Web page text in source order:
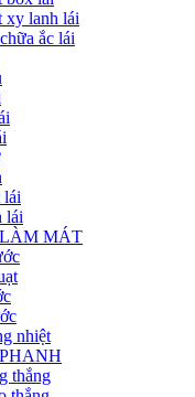
xy lanh lái
ắc lái
lái
lái
MÁT
nhiệt
thắng